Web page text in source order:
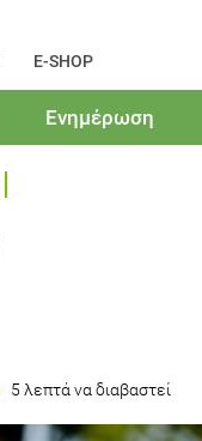
E-SHOP
Ενημέρωση
5 λεπτά να διαβαστεί